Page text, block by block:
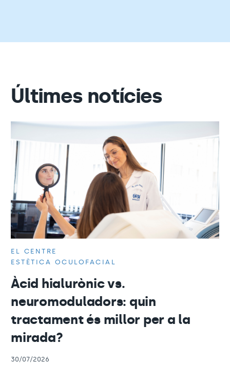
Últimes notícies
EL CENTRE
ESTÈTICA OCULOFACIAL
Àcid hialurònic vs.
neuromoduladors: quin
tractament és millor per a la
mirada?
30/07/2026